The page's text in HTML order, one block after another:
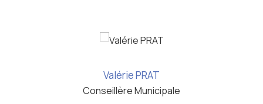
Valérie PRAT
Conseillère Municipale